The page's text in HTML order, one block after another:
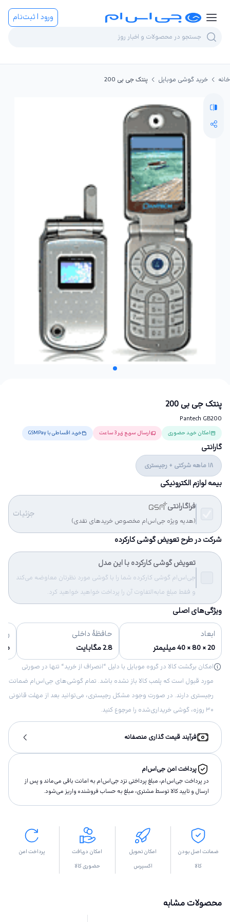
ورود | ثبت‌نام
خانه خرید گوشی موبایل پنتک جی بی 200
پنتک جی بی 200
Pantech GB200
امکان خرید حضوری ارسال سریع زیر 3 ساعت خرید اقساطی با GSMPay
گارانتی
18 ماهه شرکتی + رجیستری
بیمه لوازم الکترونیکی
فراگارانتی
(هدیه ویژه جی‌اس‌ام مخصوص خریدهای نقدی)
جزئیات
شرکت در طرح تعویض گوشی کارکرده
تعویض گوشی کارکرده با این مدل
جی‌اس‌ام گوشی کارکرده شما را با گوشی مورد نظرتان معاوضه می‌کند
و فقط مبلغ مابه‌التفاوت آن را پرداخت خواهید خواهید کرد.
ویژگی‌های اصلی
ابعاد
20 × 80 × 40 میلیمتر
حافظهٔ داخلی
2.8 مگابایت
امکان برگشت کالا در گروه موبایل با دلیل “انصراف از خرید“ تنها در صورتی
مورد قبول است که پلمب کالا باز نشده باشد. تمام گوشی‌های جی‌اس‌ام ضمانت
رجیستری دارند. در صورت وجود مشکل رجیستری، می‌توانید بعد از مهلت قانونی
۳۰ روزه، گوشی خریداری‌شده را مرجوع کنید.
فرآیند قیمت گذاری منصفانه
پرداخت امن جی‌اس‌ام
در پرداخت جی‌اس‌ام، مبلغ پرداختى نزد جی‌اس‌ام به امانت باقى مى‌ماند و پس از
ارسال و تاييد كالا توسط مشتری، مبلغ به حساب فروشنده واريز مى‌شود.
ضمانت اصل بودن
کالا
امکان تحویل
اکسپرس
امکان دریافت
حضوری کالا
پرداخت امن
محصولات مشابه